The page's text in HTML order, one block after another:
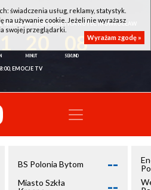
- KSK QEMETICA NOTEĆ INOWROCŁAW
08
EMOCJE TV
BS Polonia Bytom --
Miasto Szkła
świadczenia usług, reklamy, statystyk.
na używanie cookie. Jeżeli nie wyrażasz
swojej przeglądarki.
Wyrażam zgodę »